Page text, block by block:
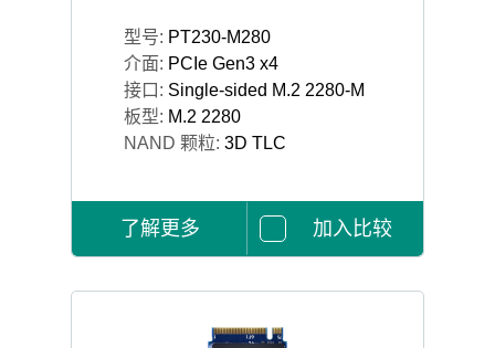
型号: PT230-M280
介面: PCIe Gen3 x4
接口: Single-sided M.2 2280-M
板型: M.2 2280
NAND 颗粒: 3D TLC
了解更多 加入比较